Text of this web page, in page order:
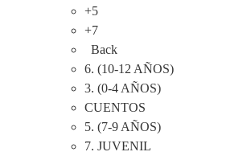
+5
+7
Back
6. (10-12 AÑOS)
3. (0-4 AÑOS)
CUENTOS
5. (7-9 AÑOS)
7. JUVENIL